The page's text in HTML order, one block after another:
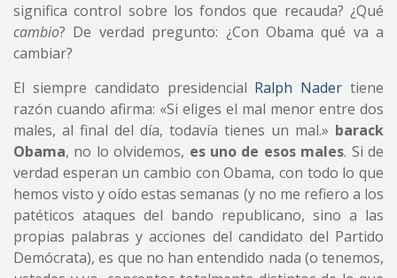
significa control sobre los fondos que recauda? ¿Qué
cambio? De verdad pregunto: ¿Con Obama qué va a
cambiar?
El siempre candidato presidencial Ralph Nader tiene
razón cuando afirma: «Si eliges el mal menor entre dos
males, al final del día, todavía tienes un mal.» barack
Obama, no lo olvidemos, es uno de esos males. Si de
verdad esperan un cambio con Obama, con todo lo que
hemos visto y oído estas semanas (y no me refiero a los
patéticos ataques del bando republicano, sino a las
propias palabras y acciones del candidato del Partido
Demócrata), es que no han entendido nada (o tenemos,